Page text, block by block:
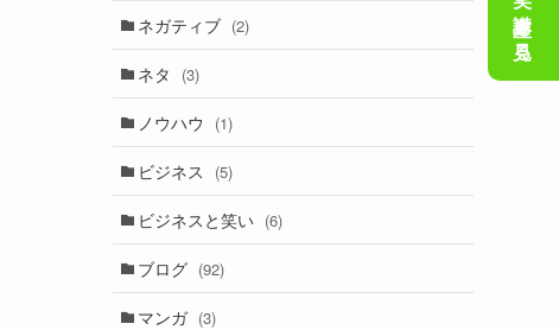
ネガティブ (2)
ネタ (3)
ノウハウ (1)
ビジネス (5)
ビジネスと笑い (6)
ブログ (92)
マンガ (3)